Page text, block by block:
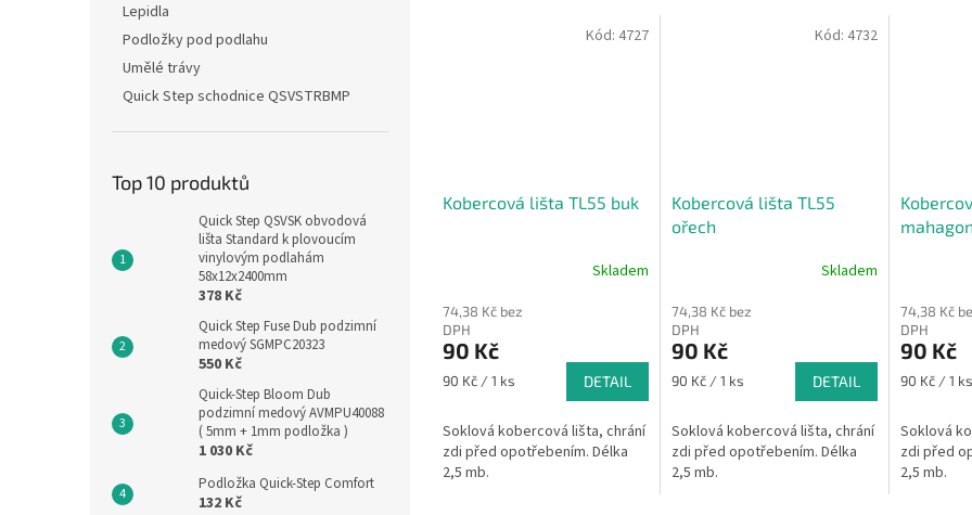
Lepidla
Podložky pod podlahu
Umělé trávy
Quick Step schodnice QSVSTRBMP
Top 10 produktů
Quick Step QSVSK obvodová
lišta Standard k plovoucím
vinylovým podlahám
58x12x2400mm
378 Kč
Quick Step Fuse Dub podzimní
medový SGMPC20323
550 Kč
Quick-Step Bloom Dub
podzimní medový AVMPU40088
( 5mm + 1mm podložka )
1 030 Kč
Podložka Quick-Step Comfort
132 Kč
Kobercová lišta TL55 buk
Skladem
74,38 Kč bez
DPH
90 Kč
Měrná
90 Kč / 1 ks DETAIL
Soklová kobercová lišta, chrání
zdi před opotřebením. Délka
2,5 mb.
Kód: 4727
Kobercová lišta TL55
ořech
Skladem
74,38 Kč bez
DPH
90 Kč
Měrná
90 Kč / 1 ks DETAIL
Soklová kobercová lišta, chrání
zdi před opotřebením. Délka
2,5 mb.
Kód: 4732
74,38 Kč
DPH
90 Kč
Měrná
90 Kč / 1 ks
Soklová
zdi před
2,5 mb.